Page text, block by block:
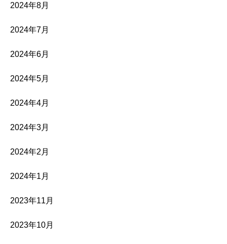
2024年8月
2024年7月
2024年6月
2024年5月
2024年4月
2024年3月
2024年2月
2024年1月
2023年11月
2023年10月